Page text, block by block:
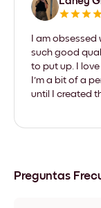
I am obsessed
such good
to put up. I
I'm a bit of a
until I created
Preguntas